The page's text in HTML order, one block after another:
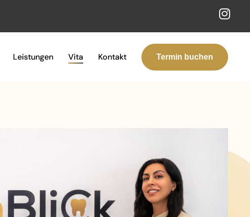
Leistungen Vita Kontakt Termin buchen